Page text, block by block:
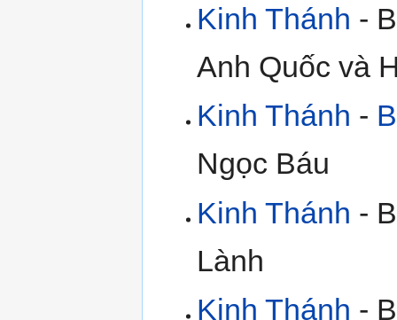
Kinh Thánh -
Anh Quốc và
Kinh Thánh -
Ngọc Báu
Kinh Thánh -
Lành
Kinh Thánh -